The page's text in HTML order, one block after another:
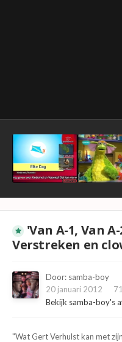
'Van A-1, Van
Verstreken en
Door: samba-boy
20 januari 2012
Bekijk samba-boy's
"Wat Gert Verhulst kan met